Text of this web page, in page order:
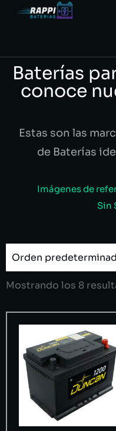
Baterías
conoce
Estas son las
de Baterías
Imágenes de
Sin
Mostrando los 8